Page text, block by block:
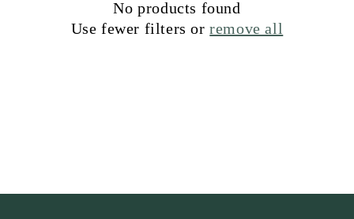
No products found
Use fewer filters orremove all